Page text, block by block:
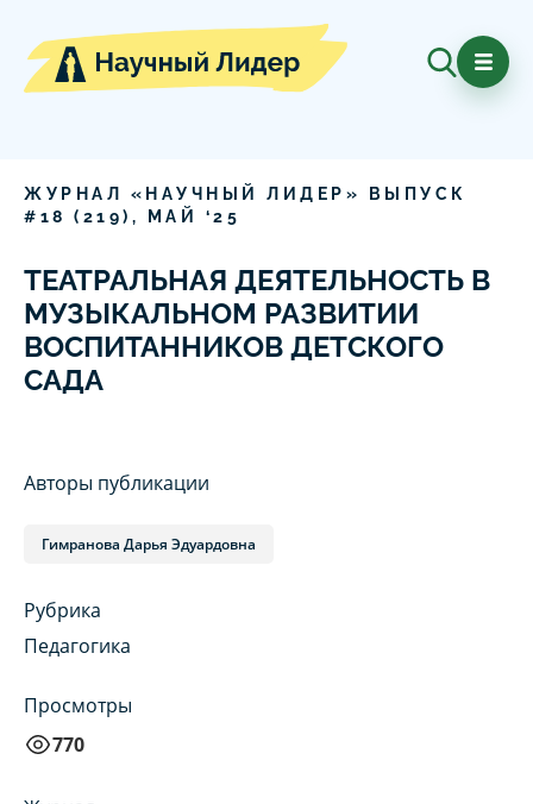
ЖУРНАЛ «НАУЧНЫЙ ЛИДЕР» ВЫПУСК
# 18 ( 219), МАЙ ‘25
ТЕАТРАЛЬНАЯ ДЕЯТЕЛЬНОСТЬ В
МУЗЫКАЛЬНОМ РАЗВИТИИ
ВОСПИТАННИКОВ ДЕТСКОГО
САДА
Авторы публикации
Гимранова Дарья Эдуардовна
Рубрика
Педагогика
Просмотры
770